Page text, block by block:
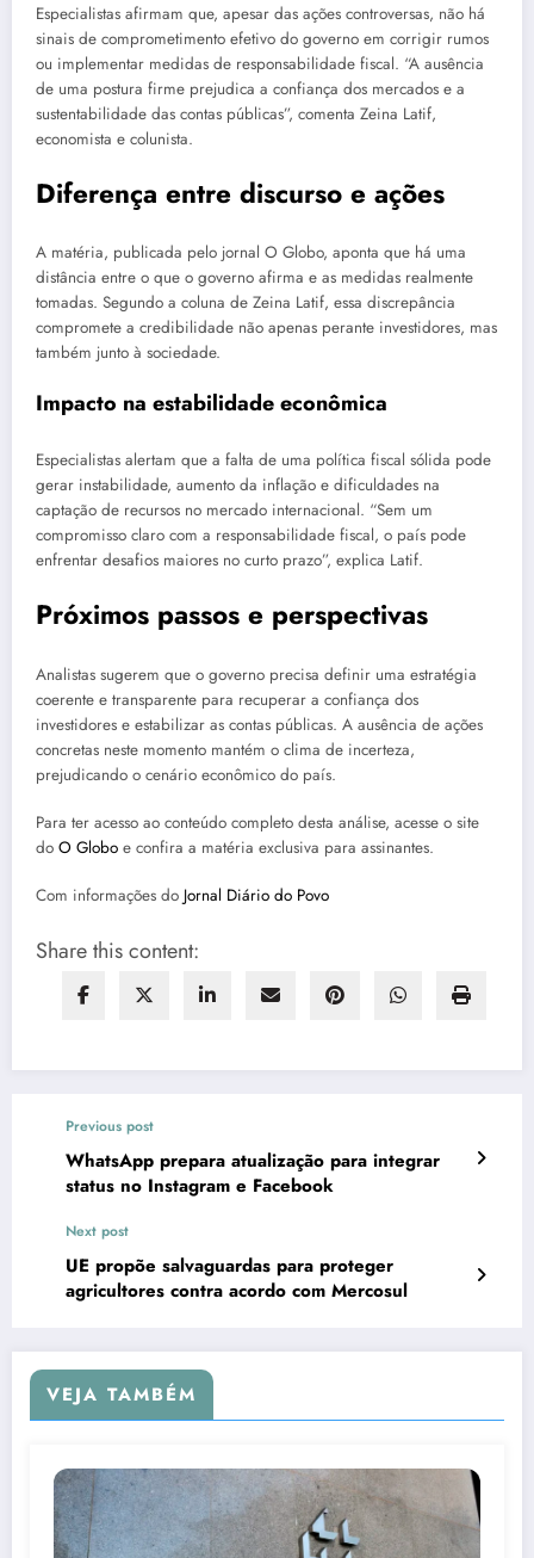
Especialistas afirmam que, apesar das ações controversas, não há
sinais de comprometimento efetivo do governo em corrigir rumos
ou implementar medidas de responsabilidade fiscal. “A ausência
de uma postura firme prejudica a confiança dos mercados e a
sustentabilidade das contas públicas”, comenta Zeina Latif,
economista e colunista.
Diferença entre discurso e ações
A matéria, publicada pelo jornal O Globo, aponta que há uma
distância entre o que o governo afirma e as medidas realmente
tomadas. Segundo a coluna de Zeina Latif, essa discrepância
compromete a credibilidade não apenas perante investidores, mas
também junto à sociedade.
Impacto na estabilidade econômica
Especialistas alertam que a falta de uma política fiscal sólida pode
gerar instabilidade, aumento da inflação e dificuldades na
captação de recursos no mercado internacional. “Sem um
compromisso claro com a responsabilidade fiscal, o país pode
enfrentar desafios maiores no curto prazo”, explica Latif.
Próximos passos e perspectivas
Analistas sugerem que o governo precisa definir uma estratégia
coerente e transparente para recuperar a confiança dos
investidores e estabilizar as contas públicas. A ausência de ações
concretas neste momento mantém o clima de incerteza,
prejudicando o cenário econômico do país.
Para ter acesso ao conteúdo completo desta análise, acesse o site
do O Globo e confira a matéria exclusiva para assinantes.
Com informações do Jornal Diário do Povo
Share this content:
Previous post
WhatsApp prepara atualização para integrar
status no Instagram e Facebook
Next post
UE propõe salvaguardas para proteger
agricultores contra acordo com Mercosul
VEJA TAMBÉM